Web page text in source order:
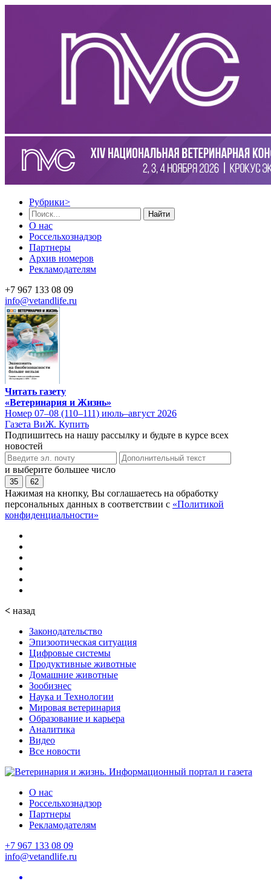
Рубрики>
Найти
О нас
Россельхознадзор
Партнеры
Архив номеров
Рекламодателям
+7 967 133 08 09
info@vetandlife.ru
Читать газету
«Ветеринария и Жизнь»
Номер 07–08 (110–111) июль–август 2026
Газета ВиЖ. Купить
Подпишитесь на нашу рассылку и будьте в курсе всех
новостей
и выберите большее число
35 62
Нажимая на кнопку, Вы соглашаетесь на обработку
персональных данных в соответствии с «Политикой
конфиденциальности»
< назад
Законодательство
Эпизоотическая ситуация
Цифровые системы
Продуктивные животные
Домашние животные
Зообизнес
Наука и Технологии
Мировая ветеринария
Образование и карьера
Аналитика
Видео
Все новости
О нас
Россельхознадзор
Партнеры
Рекламодателям
+7 967 133 08 09
info@vetandlife.ru